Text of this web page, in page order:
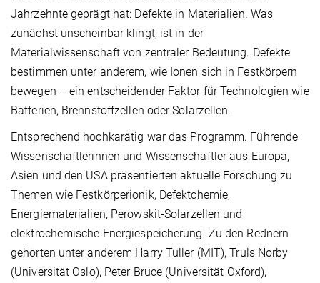
Jahrzehnte geprägt hat: Defekte in Materialien. Was
zunächst unscheinbar klingt, ist in der
Materialwissenschaft von zentraler Bedeutung. Defekte
bestimmen unter anderem, wie Ionen sich in Festkörpern
bewegen – ein entscheidender Faktor für Technologien wie
Batterien, Brennstoffzellen oder Solarzellen.
Entsprechend hochkarätig war das Programm. Führende
Wissenschaftlerinnen und Wissenschaftler aus Europa,
Asien und den USA präsentierten aktuelle Forschung zu
Themen wie Festkörperionik, Defektchemie,
Energiematerialien, Perowskit-Solarzellen und
elektrochemische Energiespeicherung. Zu den Rednern
gehörten unter anderem Harry Tuller (MIT), Truls Norby
(Universität Oslo), Peter Bruce (Universität Oxford),